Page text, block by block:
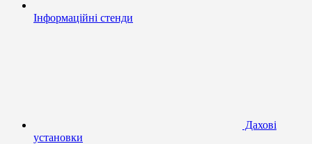
Інформаційні стенди
Дахові
установки